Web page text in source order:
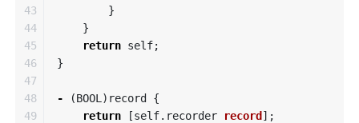
43
44
45
46
47
48
49
}
}
return self;
}
- (BOOL ) record
{
return
[self. recorder record ];